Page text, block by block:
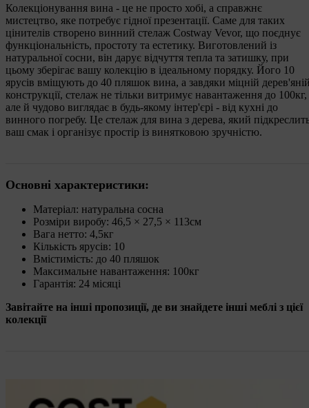
Колекціонування вина - це не просто хобі, а справжнє
мистецтво, яке потребує гідної презентації. Саме для таких
цінителів створено винний стелаж Costway Vevor, що поєднує
функціональність, простоту та естетику. Виготовлений із
натуральної сосни, він дарує відчуття тепла та затишку, при
цьому зберігає вашу колекцію в ідеальному порядку. Його 10
ярусів вміщують до 40 пляшок вина, а завдяки міцній
конструкції, стелаж не тільки витримує навантаження до 100кг,
але й чудово виглядає в будь-якому інтер'єрі - від кухні до
винного погребу. Це стелаж для вина з дерева, який
ваш смак і організує простір із винятковою зручністю.
Основні характеристики:
Матеріал: натуральна сосна
Розміри виробу: 46,5 × 27,5 × 113см
Вага нетто: 4,5кг
Кількість ярусів: 10
Вмістимість: до 40 пляшок
Максимальне навантаження: 100кг
Гарантія: 24 місяці
Завітайте на інші пропозиції, де ви знайдете інші меблі з цієї
колекції